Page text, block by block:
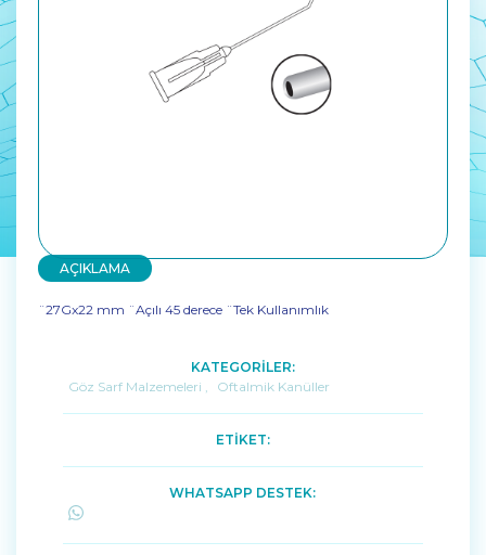
AÇIKLAMA
¨27Gx22 mm ¨Açılı 45 derece ¨Tek Kullanımlık
KATEGORİLER:
Göz Sarf Malzemeleri
Oftalmik Kanüller
ETİKET:
WHATSAPP DESTEK: